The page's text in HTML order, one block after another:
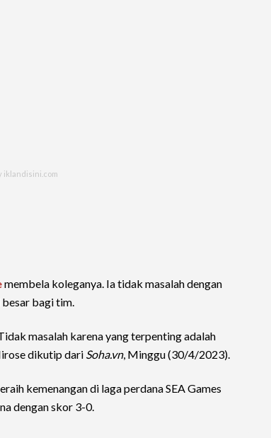
membela koleganya. Ia tidak masalah dengan
bagi tim.
masalah karena yang terpenting adalah
dikutip dari Soha.vn, Minggu (30/4/2023).
kemenangan di laga perdana SEA Games
dengan skor 3-0.